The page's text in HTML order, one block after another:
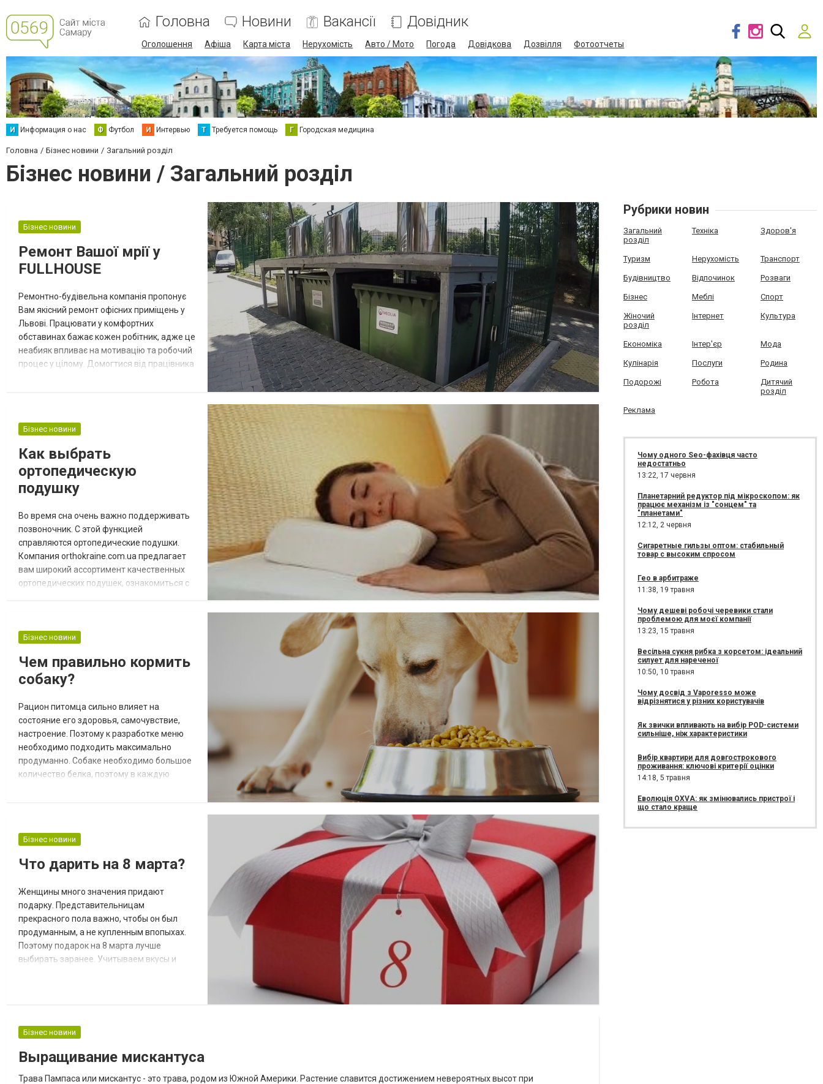
Головна Новини Вакансії Довідник
Оголошення Афіша Карта міста Нерухомість Авто / Мото Погода Довідкова Дозвілля Фотоотчеты
И Информация о нас Ф Футбол И Интервью Т Требуется помощь Г Городская медицина
Головна Бізнес новини Загальний розділ
Бізнес новини / Загальний розділ
Бізнес новини
Ремонт Вашої мрії у
FULLHOUSE
Ремонтно-будівельна компанія пропонує
Вам якісний ремонт офісних приміщень у
Львові. Працювати у комфортних
обставинах бажає кожен робітник, адже це
неабияк впливає на мотивацію та робочий
процес у цілому. Домогтися від працівника
ногу з часом та слідкують за усіма
Бізнес новини
Как выбрать
ортопедическую
подушку
Во время сна очень важно поддерживать
позвоночник. С этой функцией
справляются ортопедические подушки.
Компания orthokraine.com.ua предлагает
вам широкий ассортимент качественных
ортопедических подушек, ознакомиться с
классической. Ее форма обусловлена
она не такая мягкая, как классическая.
Несмотря на это различия...
Бізнес новини
Чем правильно кормить
собаку?
Рацион питомца сильно влияет на
состояние его здоровья, самочувствие,
настроение. Поэтому к разработке меню
необходимо подходить максимально
продуманно. Собаке необходимо большое
количество белка, поэтому в каждую
должны присутствовать овощи, злаки.
времени давать кисломолочную
Бізнес новини
Что дарить на 8 марта?
Женщины много значения придают
подарку. Представительницам
прекрасного пола важно, чтобы он был
продуманным, а не купленным впопыхах.
Поэтому подарок на 8 марта лучше
выбирать заранее. Учитываем вкусы и
которая облегчит работу на кухне. Это
может быть оригинальный инструмент или
приспособление. Не покупайте вещи...
Бізнес новини
Выращивание мискантуса
Трава Пампаса или мискантус - это трава, родом из Южной Америки. Растение славится достижением невероятных высот при
Рубрики новин
Загальний
розділ
Техніка Здоров'я
Туризм Нерухомість Транспорт
Будівництво Відпочинок Розваги
Бізнес Меблі Спорт
Жіночий
розділ
Інтернет Культура
Економіка Інтер'єр Мода
Кулінарія Послуги Родина
Подорожі Робота
Дитячий
розділ
Реклама
Чому одного Seo-фахівця часто
недостатньо
13:22, 17 червня
Планетарний редуктор під мікроскопом: як
працює механізм із "сонцем" та
"планетами"
12:12, 2 червня
Сигаретные гильзы оптом: стабильный
товар с высоким спросом
Гео в арбитраже
11:38, 19 травня
Чому дешеві робочі черевики стали
проблемою для моєї компанії
13:23, 15 травня
Весільна сукня рибка з корсетом: ідеальний
силует для нареченої
10:50, 10 травня
Чому досвід з Vaporesso може
відрізнятися у різних користувачів
Як звички впливають на вибір POD-системи
сильніше, ніж характеристики
Вибір квартири для довгострокового
проживання: ключові критерії оцінки
14:18, 5 травня
Еволюція OXVA: як змінювались пристрої і
що стало краще